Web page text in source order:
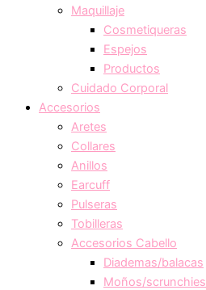
Maquillaje
Cosmetiqueras
Espejos
Productos
Cuidado Corporal
Accesorios
Aretes
Collares
Anillos
Earcuff
Pulseras
Tobilleras
Accesorios Cabello
Diademas/balacas
Moños/scrunchies